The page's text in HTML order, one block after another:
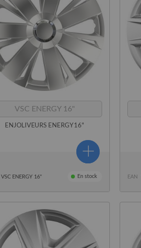
VSC ENERGY 16"
ENJOLIVEURS ENERGY 16"
VSC ENERGY 16" En stock EAN